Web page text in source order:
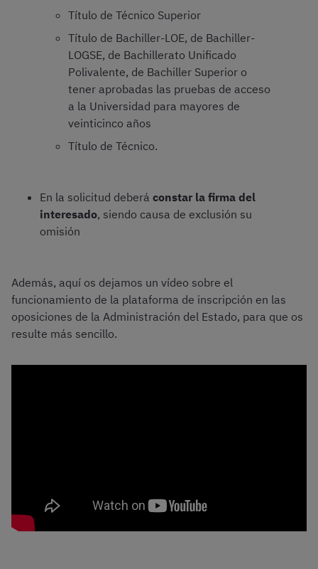
Título de Técnico Superior
Título de Bachiller-LOE, de Bachiller-
LOGSE, de Bachillerato Unificado
Polivalente, de Bachiller Superior o
tener aprobadas las pruebas de acceso
a la Universidad para mayores de
veinticinco años
Título de Técnico.
En la solicitud deberá constar la firma del
interesado, siendo causa de exclusión su
omisión
Además, aquí os dejamos un vídeo sobre el
funcionamiento de la plataforma de inscripción en las
oposiciones de la Administración del Estado, para que os
resulte más sencillo.